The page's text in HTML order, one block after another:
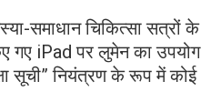
समाधान चिकित्सा सत्रों के
गए iPad पर लुमेन का उपयोग
सूची” नियंत्रण के रूप में कोई